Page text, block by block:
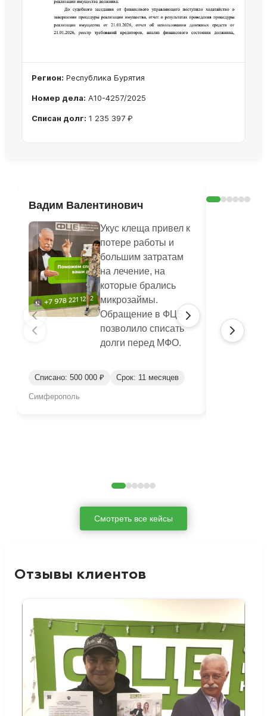
Регион: Республика Бурятия
Номер дела: А10-4257/2025
Списан долг: 1 235 397 ₽
Вадим Валентинович
Укус клеща привел к
потере работы и
большим затратам
на лечение, на
которые брались
микрозаймы.
Обращение в ФЦБ
позволило списать
долги перед МФО.
Списано: 500 000 ₽ Срок: 11 месяцев
Симферополь
Оксана
Смотреть все кейсы
Отзывы клиентов